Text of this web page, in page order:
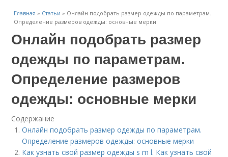
Главная » Статьи » Онлайн подобрать размер одежды по параметрам.
Определение размеров одежды: основные мерки
Онлайн подобрать размер
одежды по параметрам.
Определение размеров
одежды: основные мерки
Содержание
Онлайн подобрать размер одежды по параметрам.
Определение размеров одежды: основные мерки
Как узнать свой размер одежды s m l. Как узнать свой